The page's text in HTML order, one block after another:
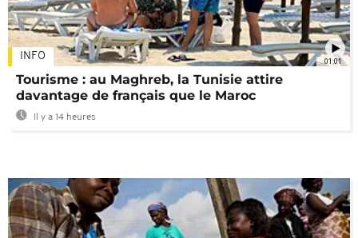
01:01
INFO
Tourisme : au Maghreb, la Tunisie attire
davantage de français que le Maroc
Il y a 14 heures